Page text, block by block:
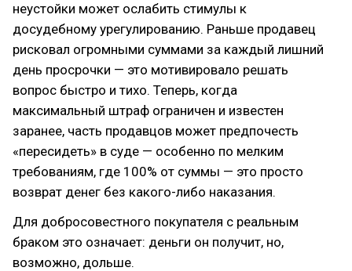
неустойки может ослабить стимулы к
досудебному урегулированию. Раньше продавец
рисковал огромными суммами за каждый лишний
день просрочки — это мотивировало решать
вопрос быстро и тихо. Теперь, когда
максимальный штраф ограничен и известен
заранее, часть продавцов может предпочесть
«пересидеть» в суде — особенно по мелким
требованиям, где 100% от суммы — это просто
возврат денег без какого-либо наказания.
Для добросовестного покупателя с реальным
браком это означает: деньги он получит, но,
возможно, дольше.